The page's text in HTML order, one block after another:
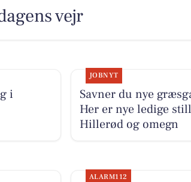
vejr
i
JOBNYT
Savner du nye
Her er nye ledige
Hillerød og omegn
ALARM112